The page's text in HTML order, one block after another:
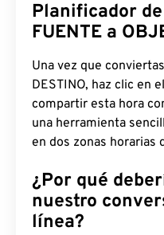
Planificador
FUENTE a
Una vez que
DESTINO, haz clic en
compartir esta hora
una herramienta
en dos zonas horarias
¿Por qué
nuestro
línea?